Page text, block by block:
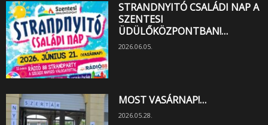
STRANDNYITÓ CSALÁDI NAP A
SZENTESI
ÜDÜLŐKÖZPONTBAN!…
2026.06.05.
MOST VASÁRNAP!…
2026.05.28.